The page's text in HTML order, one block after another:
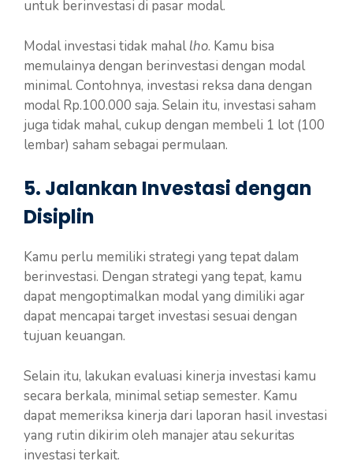
untuk berinvestasi di pasar modal.
Modal investasi tidak mahallho. Kamu bisa
memulainya dengan berinvestasi dengan modal
minimal. Contohnya, investasi reksa dana dengan
modal Rp.100.000 saja. Selain itu, investasi saham
juga tidak mahal, cukup dengan membeli 1 lot (100
lembar) saham sebagai permulaan.
5. Jalankan Investasi dengan
Disiplin
Kamu perlu memiliki strategi yang tepat dalam
berinvestasi. Dengan strategi yang tepat, kamu
dapat mengoptimalkan modal yang dimiliki agar
dapat mencapai target investasi sesuai dengan
tujuan keuangan.
Selain itu, lakukan evaluasi kinerja investasi kamu
secara berkala, minimal setiap semester. Kamu
dapat memeriksa kinerja dari laporan hasil investasi
yang rutin dikirim oleh manajer atau sekuritas
investasi terkait.